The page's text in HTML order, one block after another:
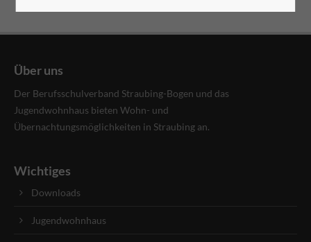
Get in touch
Cybersteel Inc.
376-293 City Road, Suite 600
Über uns
Der Berufsschulverband Straubing-Bogen und das
Jugendwohnhaus bieten Wohn- und
Übernachtungsmöglichkeiten in Straubing an.
Wichtiges
Downloads
Jugendwohnhaus